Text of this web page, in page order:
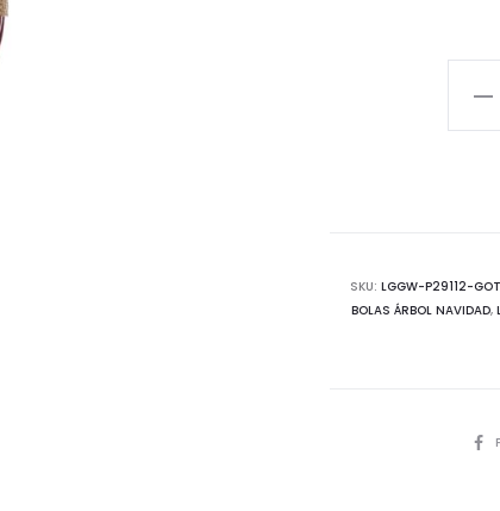
SKU: LGGW-P29112-
BOLAS ÁRBOL NAVIDAD,